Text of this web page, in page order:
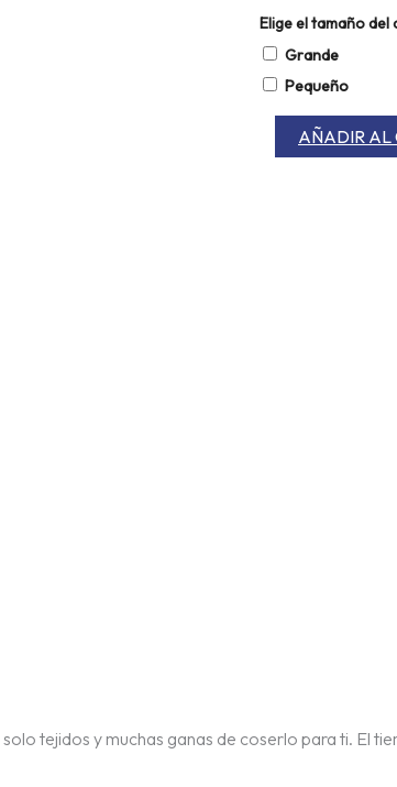
Elige el tamaño
Grande
Pequeño
de
Nácar
cantidad
AÑADIR AL
solo tejidos y muchas ganas de coserlo para ti. El